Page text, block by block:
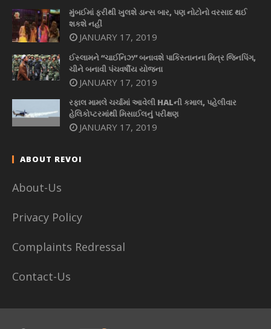
મુંબઈમાં ફરીથી ખુલશે ડાન્સ બાર, પણ નોટોનો વરસાદ થઈ
શકશે નહીં
JANUARY 17, 2019
ઈસ્લામને “ચાઈનિઝ” બનાવશે પાકિસ્તાનના મિત્ર જિનપિંગ,
ચીને બનાવી પંચવર્ષીય યોજના
JANUARY 17, 2019
રફાલ મામલે ચર્ચામાં આવેલી HALની કમાલ, પહેલીવાર
હેલિકોપ્ટરમાંથી મિસાઈલનું પરીક્ષણ
JANUARY 17, 2019
ABOUT REVOI
About-Us
Privacy Policy
Complaints Redressal
Contact-Us